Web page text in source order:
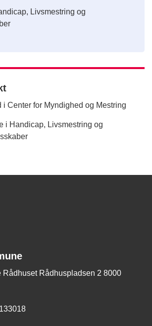
Livsmestring og
i Center for Myndighed og Mestring
i Handicap, Livsmestring og
Rådhuset Rådhuspladsen 2 8000